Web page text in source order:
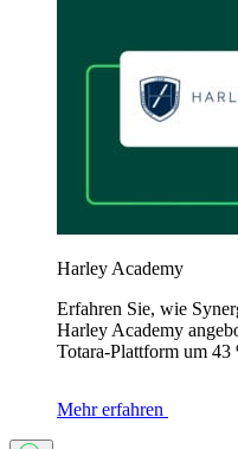
Harley Academy
Erfahren Sie, wie
Harley Academy
Totara-Plattform um 43
Mehr erfahren